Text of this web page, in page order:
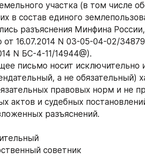
участка (в том числе
в состав единого
разъяснения Минфина
от 16.07.2014 N 03-05-04-02/
N БС-4-11/14944@).
письмо носит
а не обязательный)
правовых норм и не
актов и судебных
разъяснений.
советник